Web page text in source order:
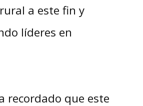
a este fin y
líderes en
recordado que este